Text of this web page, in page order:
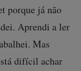
porque já não
Aprendi a ler
Mas
difícil achar